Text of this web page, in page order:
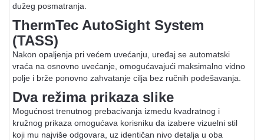
dužeg posmatranja.
ThermTec AutoSight System
(TASS)
Nakon opaljenja pri većem uvećanju, uređaj se automatski
vraća na osnovno uvećanje, omogućavajući maksimalno vidno
polje i brže ponovno zahvatanje cilja bez ručnih podešavanja.
Dva režima prikaza slike
Mogućnost trenutnog prebacivanja između kvadratnog i
kružnog prikaza omogućava korisniku da izabere vizuelni stil
koji mu najviše odgovara, uz identičan nivo detalja u oba